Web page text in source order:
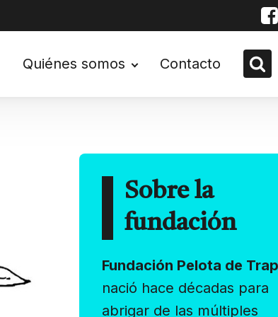
Quiénes somos Contacto
Sobre la
fundación
Fundación Pelota de
nació hace décadas para
abrigar de las múltiples